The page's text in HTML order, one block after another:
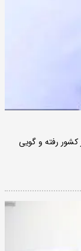
رفته و گویی